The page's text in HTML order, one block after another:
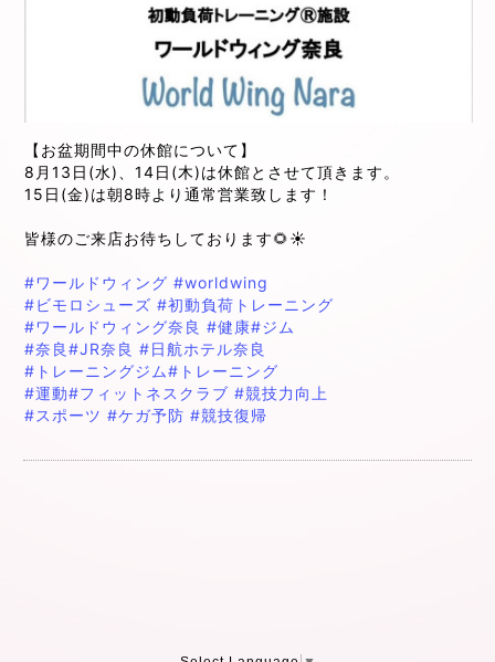
【お盆期間中の休館について】
8月13日(水)、14日(木)は休館とさせて頂きます。
15日(金)は朝8時より通常営業致します！
皆様のご来店お待ちしております🌻☀️
#ワールドウィング #worldwing
#ビモロシューズ #初動負荷トレーニング
#ワールドウィング奈良 #健康#ジム
#奈良#JR奈良 #日航ホテル奈良
#トレーニングジム#トレーニング
#運動#フィットネスクラブ #競技力向上
#スポーツ #ケガ予防 #競技復帰